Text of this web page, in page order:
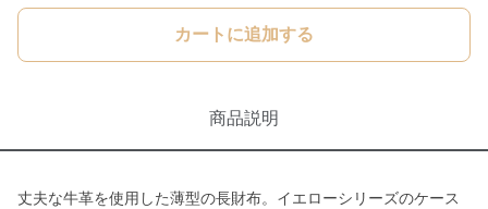
カートに追加する
商品説明
丈夫な牛革を使用した薄型の長財布。イエローシリーズのケース